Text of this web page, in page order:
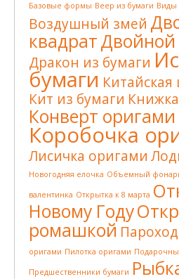
Базовые формы Веер из бумаги Виды
Воздушный змей
квадратДвойной
Дракон из бумаги
бумаги
Кит из бумаги
Конверт оригами
Коробочка
Лисичка оригами
Новогодняя елочка Объемный
валентинка Открытка к 8 марта
Новому Году
ромашкой
оригами Пилотка оригами
Предшественники бумаги